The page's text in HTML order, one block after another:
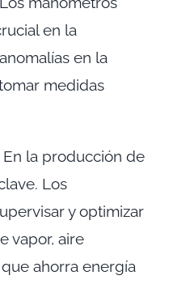
en la
en la
medidas
En la producción de
Los
y optimizar
vapor, aire
ahorra energía